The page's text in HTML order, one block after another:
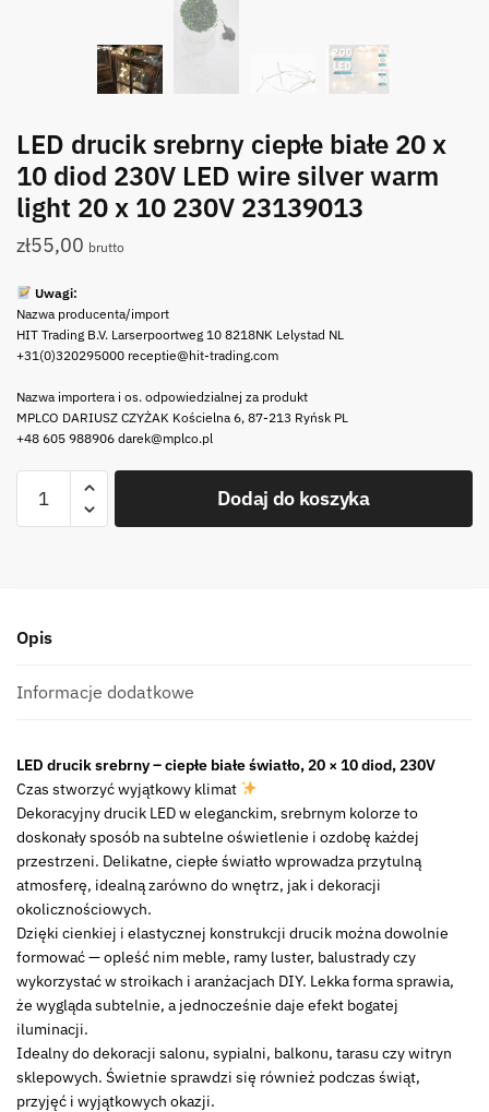
LED drucik srebrny ciepłe białe 20 x
10 diod 230V LED wire silver warm
light 20 x 10 230V 23139013
zł55,00 brutto
Uwagi:
Nazwa producenta/import
HIT Trading B.V. Larserpoortweg 10 8218NK Lelystad NL
+31(0)320295000 receptie@hit-trading.com
Nazwa importera i os. odpowiedzialnej za produkt
MPLCO DARIUSZ CZYŻAK Kościelna 6, 87-213 Ryńsk PL
+48 605 988906 darek@mplco.pl
LED
20
10
LED
wire
silver
warm
light
20
x
10
230V
23139013
Dodaj do koszyka
Opis
Informacje dodatkowe
LED drucik srebrny – ciepłe białe światło, 20 × 10 diod, 230V
Czas stworzyć wyjątkowy klimat
Dekoracyjny drucik LED w eleganckim, srebrnym kolorze to
doskonały sposób na subtelne oświetlenie i ozdobę każdej
przestrzeni. Delikatne, ciepłe światło wprowadza przytulną
atmosferę, idealną zarówno do wnętrz, jak i dekoracji
okolicznościowych.
Dzięki cienkiej i elastycznej konstrukcji drucik można dowolnie
formować — opleść nim meble, ramy luster, balustrady czy
wykorzystać w stroikach i aranżacjach DIY. Lekka forma sprawia,
że wygląda subtelnie, a jednocześnie daje efekt bogatej
iluminacji.
Idealny do dekoracji salonu, sypialni, balkonu, tarasu czy witryn
sklepowych. Świetnie sprawdzi się również podczas świąt,
przyjęć i wyjątkowych okazji.